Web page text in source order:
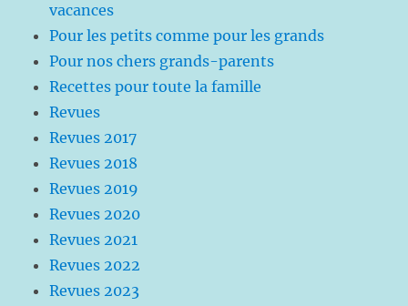
vacances
Pour les petits comme pour les grands
Pour nos chers grands-parents
Recettes pour toute la famille
Revues
Revues 2017
Revues 2018
Revues 2019
Revues 2020
Revues 2021
Revues 2022
Revues 2023